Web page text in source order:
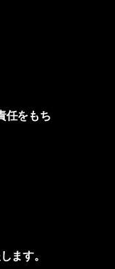
任をもち
ます。